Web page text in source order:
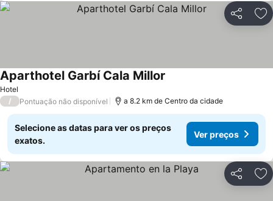
Partilhar
Hotel
Aparthotel Garbí Cala Millor
/ Pontuação não disponível a 8.2 km de Centro da cidade
Selecione as datas para ver os preços
exatos.
Ver preços
Partilhar